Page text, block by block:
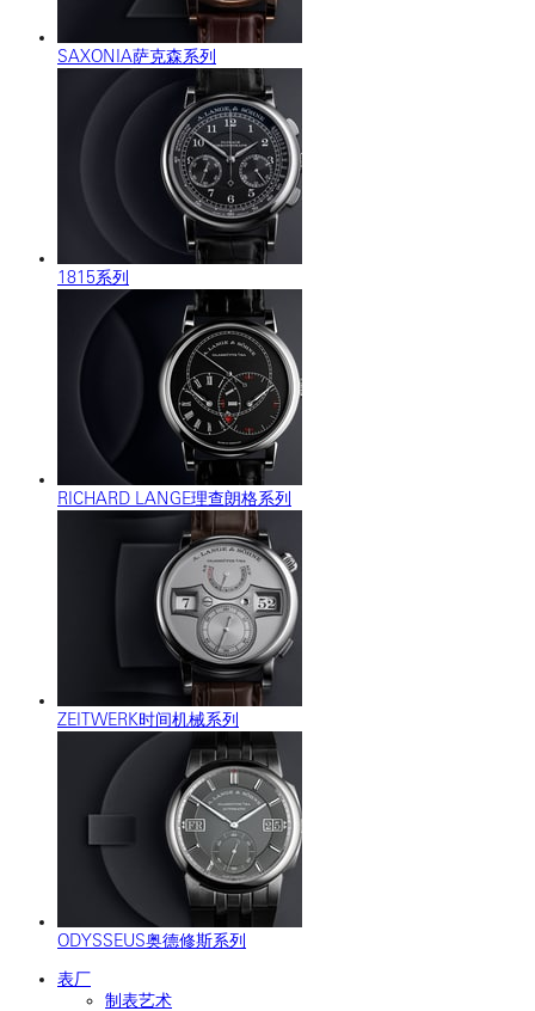
SAXONIA萨克森系列
1815系列
RICHARD LANGE理查朗格系列
ZEITWERK时间机械系列
ODYSSEUS奥德修斯系列
表厂
制表艺术